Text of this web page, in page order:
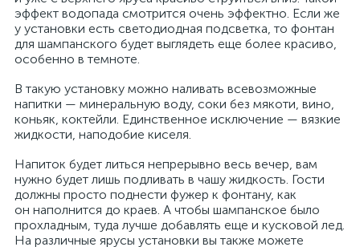
эффект водопада смотрится очень эффектно. Если же
у установки есть светодиодная подсветка, то фонтан
для шампанского будет выглядеть еще более красиво,
особенно в темноте.
В такую установку можно наливать всевозможные
напитки — минеральную воду, соки без мякоти, вино,
коньяк, коктейли. Единственное исключение — вязкие
жидкости, наподобие киселя.
Напиток будет литься непрерывно весь вечер, вам
нужно будет лишь подливать в чашу жидкость. Гости
должны просто поднести фужер к фонтану, как
он наполнится до краев. А чтобы шампанское было
прохладным, туда лучше добавлять еще и кусковой лед.
На различные ярусы установки вы также можете